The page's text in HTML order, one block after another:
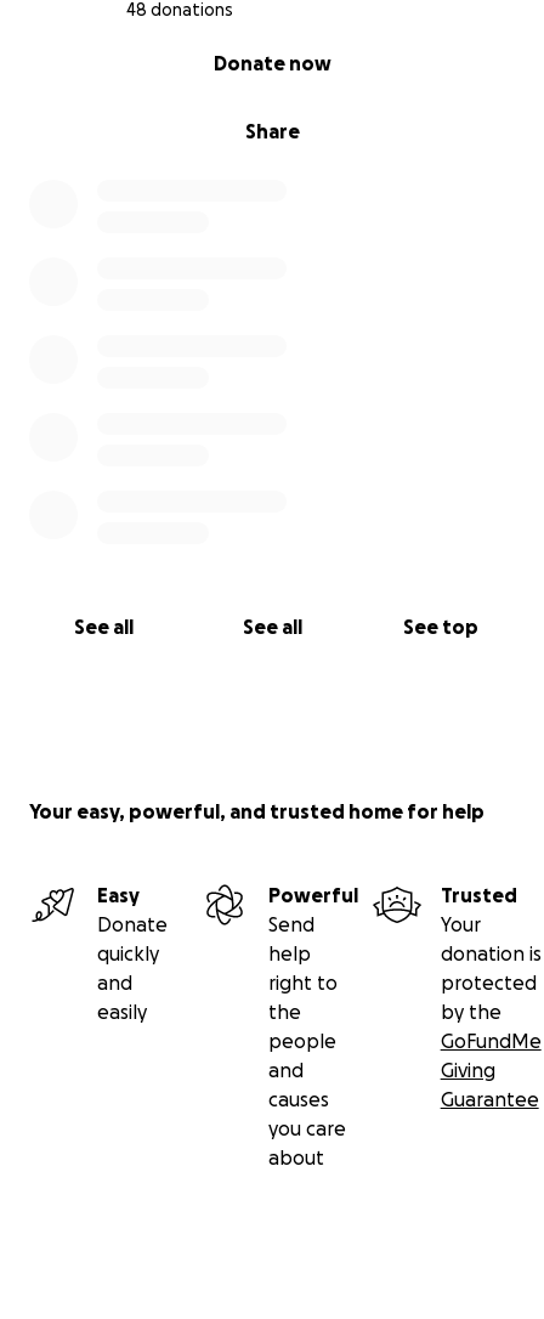
48 donations
Share
Donate now
See all See all See top
Your easy, powerful, and trusted home for help
Easy
Donate
quickly
and
easily
Powerful
Send
help
right to
the
people
and
causes
you care
about
Trusted
Your
donation is
protected
by the
GoFundMe
Giving
Guarantee